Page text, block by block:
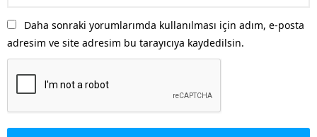
Daha sonraki yorumlarımda kullanılması için adım, e-posta
adresim ve site adresim bu tarayıcıya kaydedilsin.